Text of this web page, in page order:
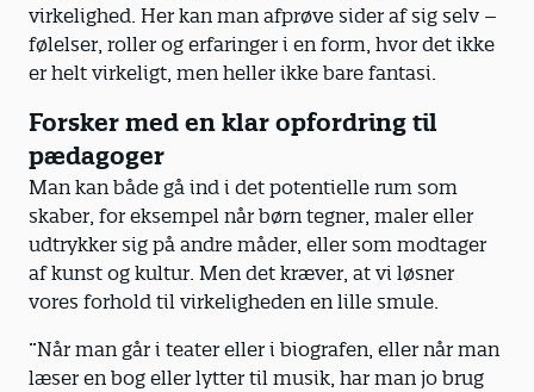
virkelighed. Her kan man afprøve sider af sig selv –
følelser, roller og erfaringer i en form, hvor det ikke
er helt virkeligt, men heller ikke bare fantasi.
Forsker med en klar opfordring til
pædagoger
Man kan både gå ind i det potentielle rum som
skaber, for eksempel når børn tegner, maler eller
udtrykker sig på andre måder, eller som modtager
af kunst og kultur. Men det kræver, at vi løsner
vores forhold til virkeligheden en lille smule.
”Når man går i teater eller i biografen, eller når man
læser en bog eller lytter til musik, har man jo brug